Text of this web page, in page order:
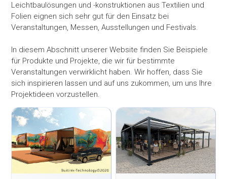
Leichtbaulösungen und -konstruktionen aus Textilien und
Folien eignen sich sehr gut für den Einsatz bei
Veranstaltungen, Messen, Ausstellungen und Festivals.
In diesem Abschnitt unserer Website finden Sie Beispiele
für Produkte und Projekte, die wir für bestimmte
Veranstaltungen verwirklicht haben. Wir hoffen, dass Sie
sich inspirieren lassen und auf uns zukommen, um uns Ihre
Projektideen vorzustellen.